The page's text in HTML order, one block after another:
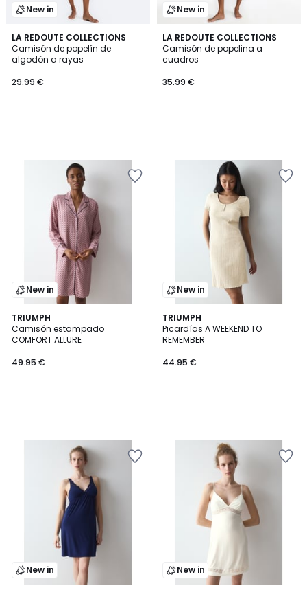
New in
LA REDOUTE COLLECTIONS
Camisón de popelín de
algodón a rayas
29.99 €
New in
LA REDOUTE COLLECTIONS
Camisón de popelina a
cuadros
35.99 €
New in
TRIUMPH
Camisón estampado
COMFORT ALLURE
49.95 €
New in
TRIUMPH
Picardías A WEEKEND TO
REMEMBER
44.95 €
New in New in